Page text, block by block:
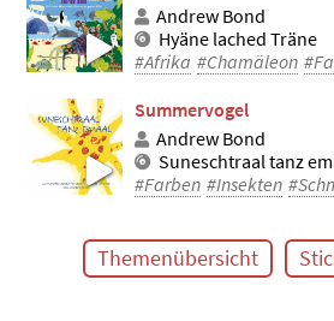
Andrew Bond
Hyäne lached Träne
#Afrika #Chamäleon
Summervogel
Andrew Bond
Suneschtraal tanz
#Farben #Insekten
Themenübersicht